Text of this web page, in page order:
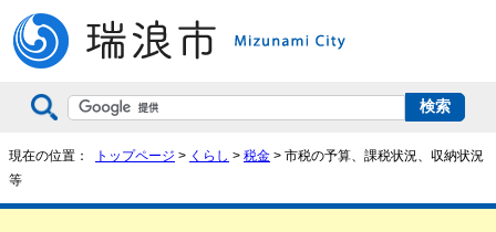
現在の位置： トップページ > くらし > 税金 > 市税の予算、課税状況、収納状況
等